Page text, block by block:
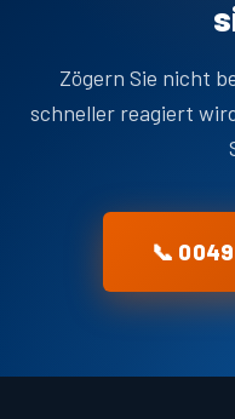
Zögern Sie nicht
schneller reagiert
📞